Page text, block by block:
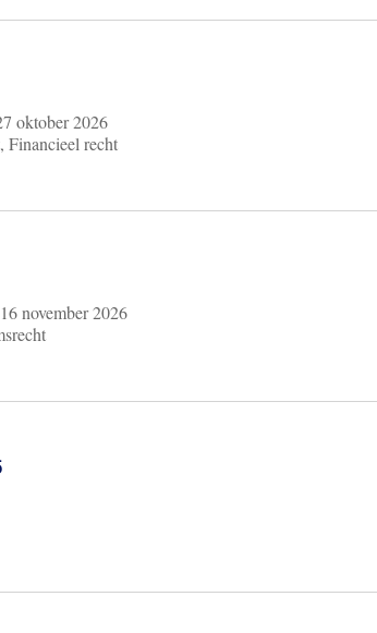
oktober 2026
Financieel recht
16 november 2026